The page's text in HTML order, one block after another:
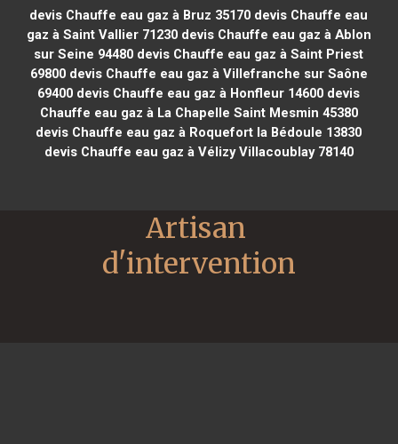
devis Chauffe eau gaz à Bruz 35170 devis Chauffe eau
gaz à Saint Vallier 71230devis Chauffe eau gaz à Ablon
sur Seine 94480 devis Chauffe eau gaz à Saint Priest
69800devis Chauffe eau gaz à Villefranche sur Saône
69400 devis Chauffe eau gaz à Honfleur 14600 devis
Chauffe eau gaz à La Chapelle Saint Mesmin 45380
devis Chauffe eau gaz à Roquefort la Bédoule 13830
devis Chauffe eau gaz à Vélizy Villacoublay 78140
Artisan
d'intervention